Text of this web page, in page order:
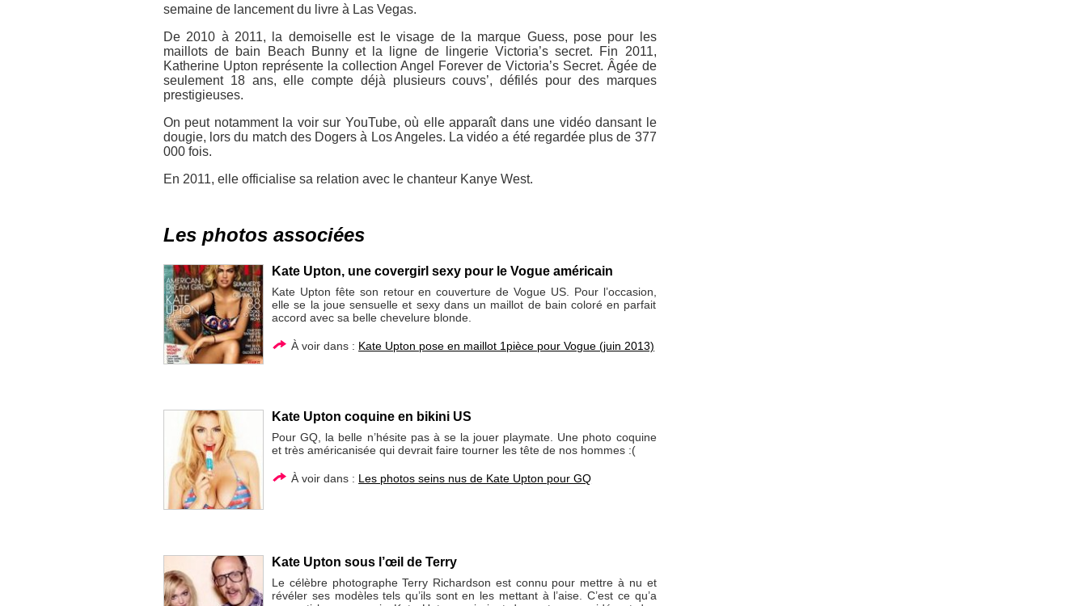
semaine de lancement du livre à Las Vegas.
De 2010 à 2011, la demoiselle est le visage de la marque Guess, pose pour les
maillots de bain Beach Bunny et la ligne de lingerie Victoria’s secret. Fin 2011,
Katherine Upton représente la collection Angel Forever de Victoria’s Secret. Âgée de
seulement 18 ans, elle compte déjà plusieurs couvs’, défilés pour des marques
prestigieuses.
On peut notamment la voir sur YouTube, où elle apparaît dans une vidéo dansant le
dougie, lors du match des Dogers à Los Angeles. La vidéo a été regardée plus de 377
000 fois.
En 2011, elle officialise sa relation avec le chanteur Kanye West.
Les photos associées
Kate Upton, une covergirl sexy pour le Vogue américain
Kate Upton fête son retour en couverture de Vogue US. Pour l’occasion,
elle se la joue sensuelle et sexy dans un maillot de bain coloré en parfait
accord avec sa belle chevelure blonde.
À voir dans : Kate Upton pose en maillot 1pièce pour Vogue (juin 2013)
Kate Upton coquine en bikini US
Pour GQ, la belle n’hésite pas à se la jouer playmate. Une photo coquine
et très américanisée qui devrait faire tourner les tête de nos hommes :(
À voir dans : Les photos seins nus de Kate Upton pour GQ
Kate Upton sous l’œil de Terry
Le célèbre photographe Terry Richardson est connu pour mettre à nu et
révéler ses modèles tels qu’ils sont en les mettant à l’aise. C’est ce qu’a